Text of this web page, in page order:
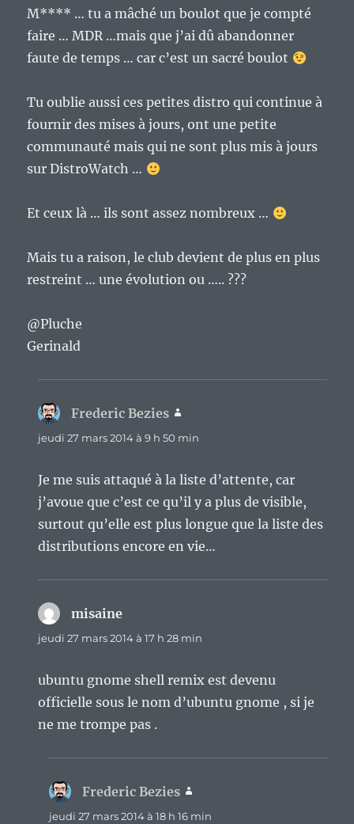
M**** … tu a mâché un boulot que je compté
faire … MDR …mais que j’ai dû abandonner
faute de temps … car c’est un sacré boulot
Tu oublie aussi ces petites distro qui continue à
fournir des mises à jours, ont une petite
communauté mais qui ne sont plus mis à jours
sur DistroWatch …
Et ceux là … ils sont assez nombreux …
Mais tu a raison, le club devient de plus en plus
restreint … une évolution ou ….. ???
@Pluche
Gerinald
Frederic Bezies
jeudi 27 mars 2014 à 9 h 50 min
Je me suis attaqué à la liste d’attente, car
j’avoue que c’est ce qu’il y a plus de visible,
surtout qu’elle est plus longue que la liste des
distributions encore en vie…
misaine
jeudi 27 mars 2014 à 17 h 28 min
ubuntu gnome shell remix est devenu
officielle sous le nom d’ubuntu gnome , si je
ne me trompe pas .
Frederic Bezies
jeudi 27 mars 2014 à 18 h 16 min